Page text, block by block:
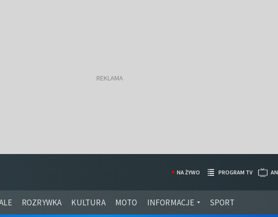
ROZRYWKA KULTURA MOTO INFORMACJE SPORT
NA ŻYWO PROGRAM TV